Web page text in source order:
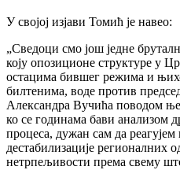
У својој изјави Томић је навео:
„Сведоци смо још једне
коју опозиционе структуре у
остацима бившег режима и
билтенима, воде против
Александра Вучића поводом
ко се годинама бави анализом
процеса, дужан сам да
дестабилизације регионалних
нетрпељивости према свему